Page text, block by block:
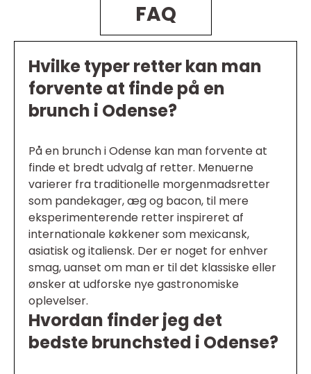
FAQ
Hvilke typer retter kan man
forvente at finde på en
brunch i Odense?
På en brunch i Odense kan man forvente at
finde et bredt udvalg af retter. Menuerne
varierer fra traditionelle morgenmadsretter
som pandekager, æg og bacon, til mere
eksperimenterende retter inspireret af
internationale køkkener som mexicansk,
asiatisk og italiensk. Der er noget for enhver
smag, uanset om man er til det klassiske eller
ønsker at udforske nye gastronomiske
oplevelser.
Hvordan finder jeg det
bedste brunchsted i Odense?